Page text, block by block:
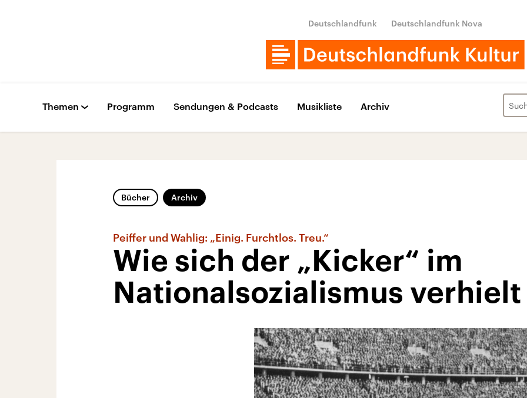
Deutschlandfunk Deutschlandfunk Nova
Themen Programm Sendungen & Podcasts Musikliste Archiv
Bücher Archiv
Peiffer und Wahlig: „Einig. Furchtlos. Treu.“
Wie sich der „Kicker“ im
Nationalsozialismus verhielt